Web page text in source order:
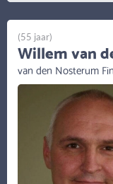
(55 jaar)
Willem van
van den Nosterum